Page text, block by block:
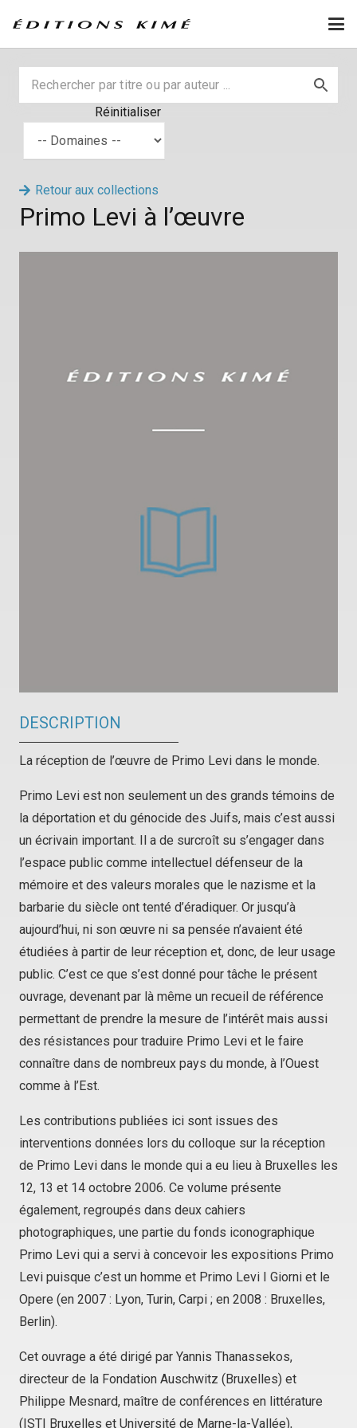
Réinitialiser
Retour aux collections
Primo Levi à l’œuvre
DESCRIPTION
La réception de l’œuvre de Primo Levi dans le monde.
Primo Levi est non seulement un des grands témoins de
la déportation et du génocide des Juifs, mais c’est aussi
un écrivain important. Il a de surcroît su s’engager dans
l’espace public comme intellectuel défenseur de la
mémoire et des valeurs morales que le nazisme et la
barbarie du siècle ont tenté d’éradiquer. Or jusqu’à
aujourd’hui, ni son œuvre ni sa pensée n’avaient été
étudiées à partir de leur réception et, donc, de leur usage
public. C’est ce que s’est donné pour tâche le présent
ouvrage, devenant par là même un recueil de référence
permettant de prendre la mesure de l’intérêt mais aussi
des résistances pour traduire Primo Levi et le faire
connaître dans de nombreux pays du monde, à l’Ouest
comme à l’Est.
Les contributions publiées ici sont issues des
interventions données lors du colloque sur la réception
de Primo Levi dans le monde qui a eu lieu à Bruxelles les
12, 13 et 14 octobre 2006. Ce volume présente
également, regroupés dans deux cahiers
photographiques, une partie du fonds iconographique
Primo Levi qui a servi à concevoir les expositions Primo
Levi puisque c’est un homme et Primo Levi I Giorni et le
Opere (en 2007 : Lyon, Turin, Carpi ; en 2008 : Bruxelles,
Berlin).
Cet ouvrage a été dirigé par Yannis Thanassekos,
directeur de la Fondation Auschwitz (Bruxelles) et
Philippe Mesnard, maître de conférences en littérature
(ISTI Bruxelles et Université de Marne-la-Vallée),